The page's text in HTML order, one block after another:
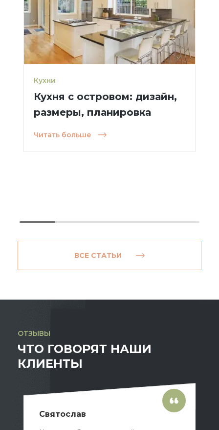
ВСЕ СТАТЬИ
Кухни
Кухня с островом: дизайн,
размеры, планировка
Читать больше
ОТЗЫВЫ
ЧТО ГОВОРЯТ НАШИ
КЛИЕНТЫ
Святослав